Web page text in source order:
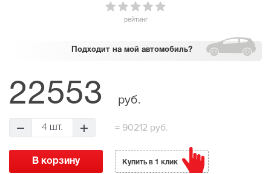
рейтинг
Подходит на мой автомобиль?
22553 руб.
4 шт. = 90212 руб.
Купить в 1 клик